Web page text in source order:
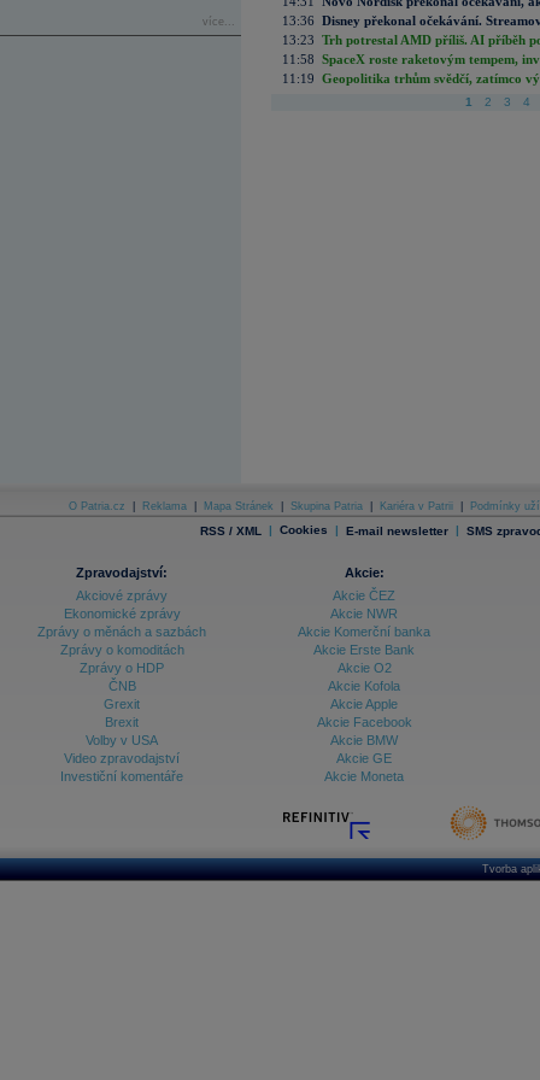
více...
13:36 Disney překonal očekávání.
13:23 Trh potrestal AMD příliš. AI příběh
11:58 SpaceX roste raketovým tempem,
11:19 Geopolitika trhům svědčí, zatímco
1 2 3 4
O Patria.cz Reklama Mapa Stránek Skupina Patria Kariéra v Patrii Podmínky
RSS / XML | Cookies | E-mail newsletter | SMS
Zpravodajství:
Akciové zprávy
Ekonomické zprávy
Zprávy o měnách a sazbách
Zprávy o komoditách
Zprávy o HDP
ČNB
Grexit
Brexit
Volby v USA
Video zpravodajství
Investiční komentáře
Akcie:
Akcie ČEZ
Akcie NWR
Akcie Komerční banka
Akcie Erste Bank
Akcie O2
Akcie Kofola
Akcie Apple
Akcie Facebook
Akcie BMW
Akcie GE
Akcie Moneta
Tvorba